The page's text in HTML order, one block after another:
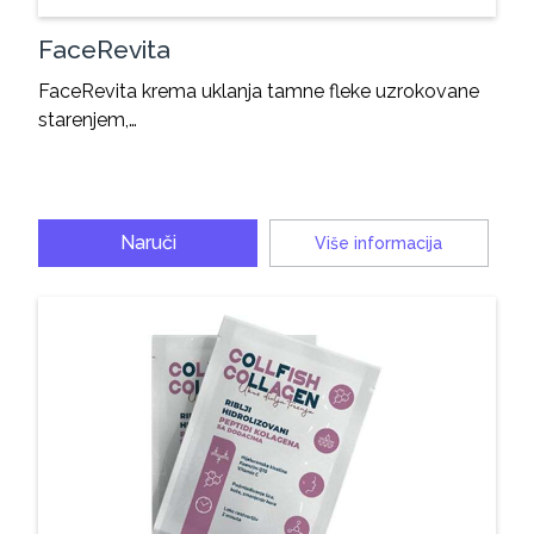
FaceRevita
FaceRevita krema uklanja tamne fleke uzrokovane
starenjem,…
Naruči Više informacija